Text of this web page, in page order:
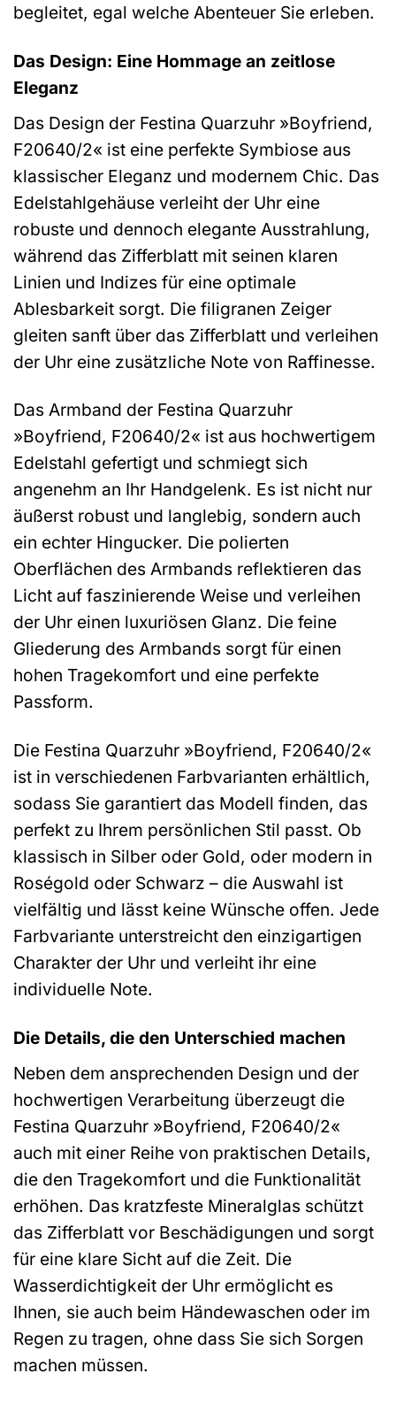
begleitet, egal welche Abenteuer Sie erleben.
Das Design: Eine Hommage an zeitlose
Eleganz
Das Design der Festina Quarzuhr »Boyfriend,
F20640/2« ist eine perfekte Symbiose aus
klassischer Eleganz und modernem Chic. Das
Edelstahlgehäuse verleiht der Uhr eine
robuste und dennoch elegante Ausstrahlung,
während das Zifferblatt mit seinen klaren
Linien und Indizes für eine optimale
Ablesbarkeit sorgt. Die filigranen Zeiger
gleiten sanft über das Zifferblatt und verleihen
der Uhr eine zusätzliche Note von Raffinesse.
Das Armband der Festina Quarzuhr
»Boyfriend, F20640/2« ist aus hochwertigem
Edelstahl gefertigt und schmiegt sich
angenehm an Ihr Handgelenk. Es ist nicht nur
äußerst robust und langlebig, sondern auch
ein echter Hingucker. Die polierten
Oberflächen des Armbands reflektieren das
Licht auf faszinierende Weise und verleihen
der Uhr einen luxuriösen Glanz. Die feine
Gliederung des Armbands sorgt für einen
hohen Tragekomfort und eine perfekte
Passform.
Die Festina Quarzuhr »Boyfriend, F20640/2«
ist in verschiedenen Farbvarianten erhältlich,
sodass Sie garantiert das Modell finden, das
perfekt zu Ihrem persönlichen Stil passt. Ob
klassisch in Silber oder Gold, oder modern in
Roségold oder Schwarz – die Auswahl ist
vielfältig und lässt keine Wünsche offen. Jede
Farbvariante unterstreicht den einzigartigen
Charakter der Uhr und verleiht ihr eine
individuelle Note.
Die Details, die den Unterschied machen
Neben dem ansprechenden Design und der
hochwertigen Verarbeitung überzeugt die
Festina Quarzuhr »Boyfriend, F20640/2«
auch mit einer Reihe von praktischen Details,
die den Tragekomfort und die Funktionalität
erhöhen. Das kratzfeste Mineralglas schützt
das Zifferblatt vor Beschädigungen und sorgt
für eine klare Sicht auf die Zeit. Die
Wasserdichtigkeit der Uhr ermöglicht es
Ihnen, sie auch beim Händewaschen oder im
Regen zu tragen, ohne dass Sie sich Sorgen
machen müssen.